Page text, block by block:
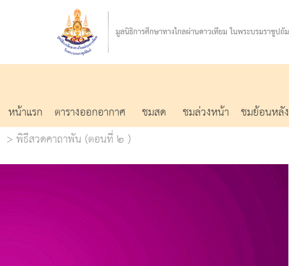
หน้าแรก ตารางออกอากาศ ชมสด ชมล่วงหน้า ชมย้อนหลัง
พิธีสวดคาถาพัน (ตอนที่ ๒ )